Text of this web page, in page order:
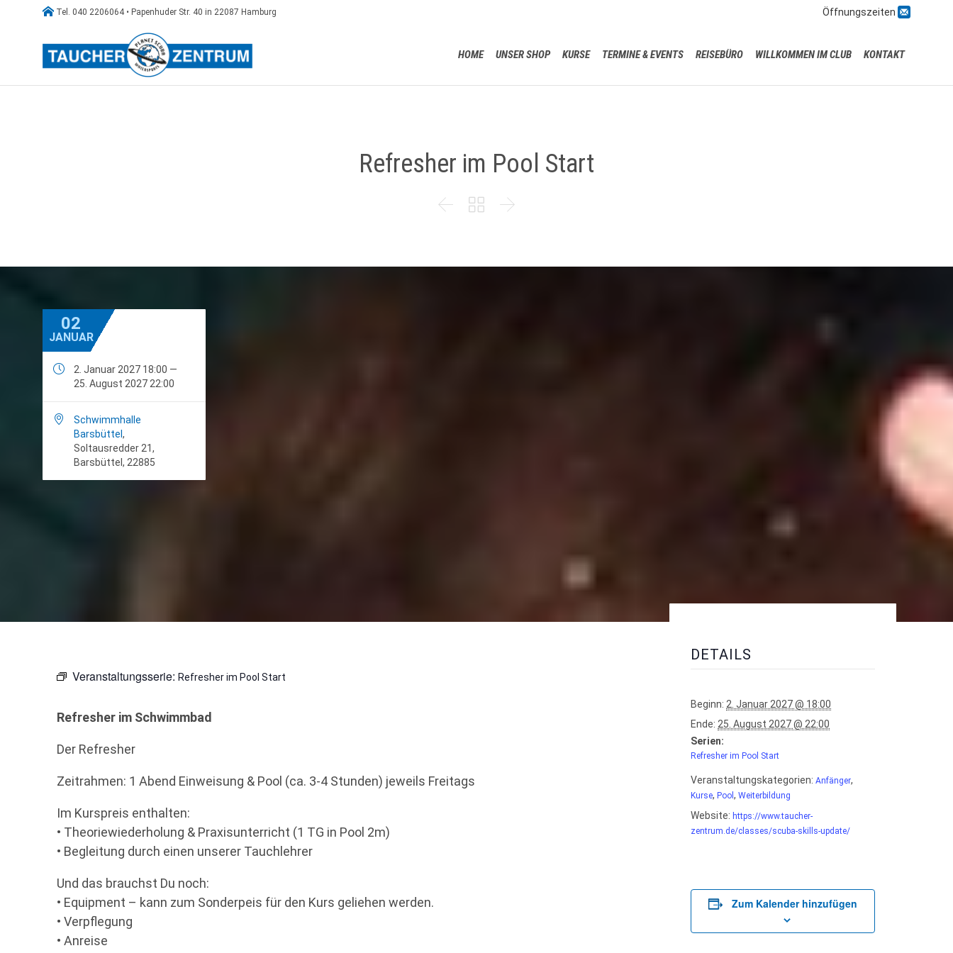
 Tel. 040 2206064 • Papenhuder Str. 40 in 22087 Hamburg Öffnungszeiten 
HOME UNSER SHOP KURSE TERMINE & EVENTS REISEBÜRO WILLKOMMEN IM CLUB KONTAKT
Refresher im Pool Start
  
02
JANUAR

2. Januar 2027 18:00 —
25. August 2027 22:00

Schwimmhalle
Barsbüttel ,
Soltausredder 21,
Barsbüttel, 22885
Veranstaltungsserie: Refresher im Pool Start
Refresher im Schwimmbad
Der Refresher
Zeitrahmen: 1 Abend Einweisung & Pool (ca. 3-4 Stunden) jeweils Freitags
Im Kurspreis enthalten:
• Theoriewiederholung & Praxisunterricht (1 TG in Pool 2m)
• Begleitung durch einen unserer Tauchlehrer
Und das brauchst Du noch:
• Equipment – kann zum Sonderpeis für den Kurs geliehen werden.
• Verpflegung
• Anreise
DETAILS
Beginn: 2. Januar 2027 @ 18:00
Ende: 25. August 2027 @ 22:00
Serien:
Refresher im Pool Start
Veranstaltungskategorien: Anfänger,
Kurse, Pool , Weiterbildung
Website: https://www.taucher-
zentrum.de/classes/scuba-skills-update/
Zum Kalender hinzufügen